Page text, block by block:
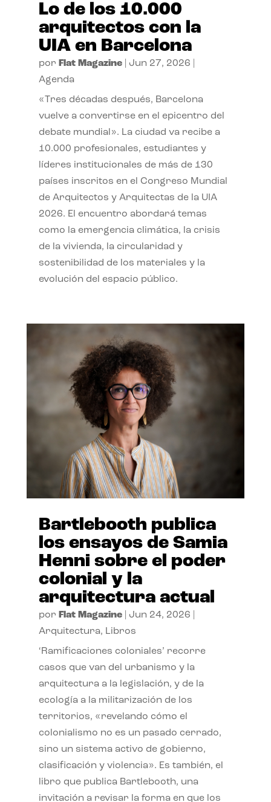
Lo de los 10.000
arquitectos con la
UIA en Barcelona
por Flat Magazine| Jun 27, 2026
Agenda
«Tres décadas después, Barcelona
vuelve a convertirse en el epicentro del
debate mundial». La ciudad va recibe a
10.000 profesionales, estudiantes y
líderes institucionales de más de 130
países inscritos en el Congreso Mundial
de Arquitectos y Arquitectas de la UIA
2026. El encuentro abordará temas
como la emergencia climática, la crisis
de la vivienda, la circularidad y
sostenibilidad de los materiales y la
evolución del espacio público.
Bartlebooth publica
los ensayos de Samia
Henni sobre el poder
colonial y la
arquitectura actual
por Flat Magazine| Jun 24, 2026
Arquitectura, Libros
‘Ramificaciones coloniales’ recorre
casos que van del urbanismo y la
arquitectura a la legislación, y de la
ecología a la militarización de los
territorios, «revelando cómo el
colonialismo no es un pasado cerrado,
sino un sistema activo de gobierno,
clasificación y violencia». Es también, el
libro que publica Bartlebooth, una
invitación a revisar la forma en que los